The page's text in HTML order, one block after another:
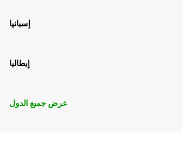
إسبانيا
إيطاليا
عرض جميع الدول